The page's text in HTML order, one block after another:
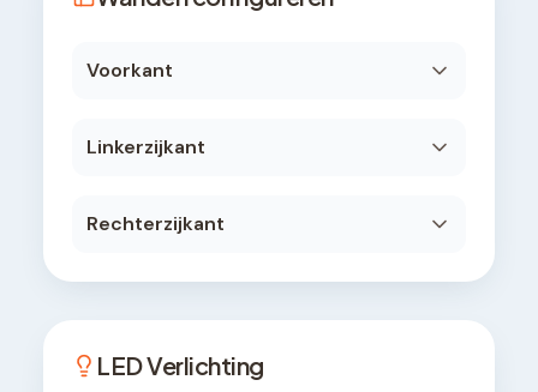
Voorkant
Linkerzijkant
Rechterzijkant
LED Verlichting